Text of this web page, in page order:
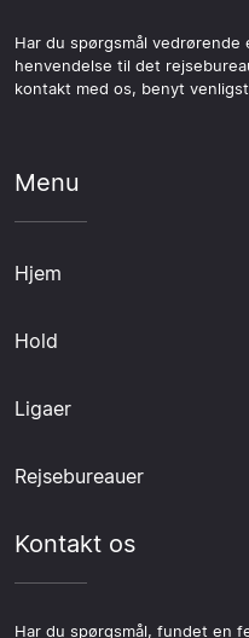
Har du spørgsmål
henvendelse til det
kontakt med os, benyt
Menu
Hjem
Hold
Ligaer
Rejsebureauer
Kontakt os
Har du spørgsmål, fundet en